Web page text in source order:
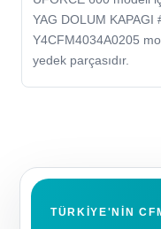
YAG DOLUM KAPAGI
Y4CFM4034A0205
yedek parçasıdır.
TÜRKIYE'NIN